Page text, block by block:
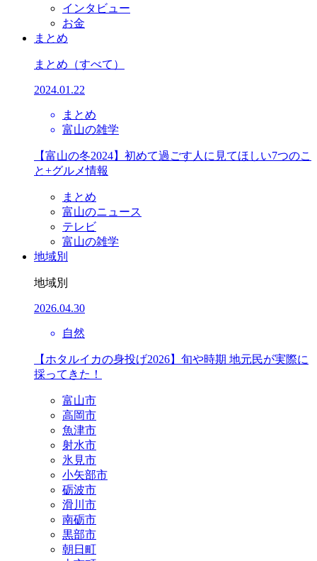
インタビュー
お金
まとめ
まとめ （すべて）
2024.01.22
まとめ
富山の雑学
【富山の冬2024】初めて過ごす人に見てほしい7つのこ
と+グルメ情報
まとめ
富山のニュース
テレビ
富山の雑学
地域別
地域別
2026.04.30
自然
【ホタルイカの身投げ2026】旬や時期 地元民が実際に
採ってきた！
富山市
高岡市
魚津市
射水市
氷見市
小矢部市
砺波市
滑川市
南砺市
黒部市
朝日町